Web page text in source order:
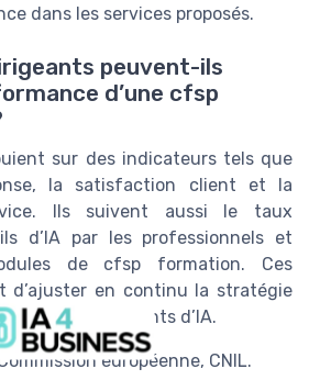
dans les services proposés.
peuvent-ils
d’une cfsp
sur des indicateurs tels que
la satisfaction client et la
Ils suivent aussi le taux
d’IA par les professionnels et
de cfsp formation. Ces
d’ajuster en continu la stratégie
liés aux assistants d’IA.
européenne, CNIL.